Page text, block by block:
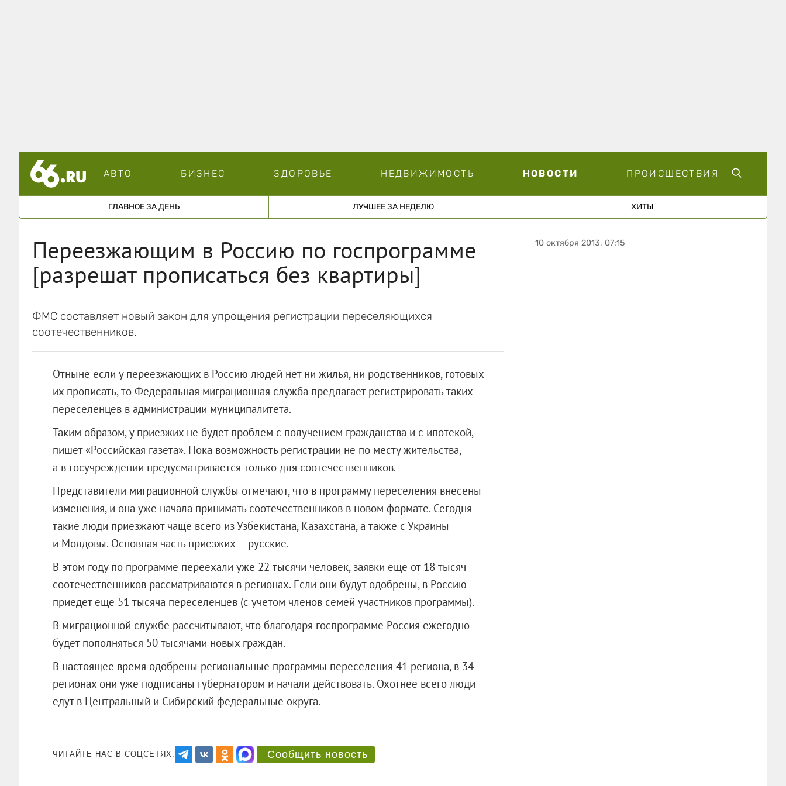
АВТО БИЗНЕС ЗДОРОВЬЕ НЕДВИЖИМОСТЬ НОВОСТИ ПРОИСШЕСТВИЯ
ГЛАВНОЕ ЗА ДЕНЬ ЛУЧШЕЕ ЗА НЕДЕЛЮ ХИТЫ
Переезжающим в Россию по госпрограмме
[разрешат прописаться без квартиры]
ФМС составляет новый закон для упрощения регистрации переселяющихся
соотечественников.
Отныне если у переезжающих в Россию людей нет ни жилья, ни родственников, готовых
их прописать, то Федеральная миграционная служба предлагает регистрировать таких
переселенцев в администрации муниципалитета.
Таким образом, у приезжих не будет проблем с получением гражданства и с ипотекой,
пишет «Российская газета». Пока возможность регистрации не по месту жительства,
а в госучреждении предусматривается только для соотечественников.
Представители миграционной службы отмечают, что в программу переселения внесены
изменения, и она уже начала принимать соотечественников в новом формате. Сегодня
такие люди приезжают чаще всего из Узбекистана, Казахстана, а также с Украины
и Молдовы. Основная часть приезжих — русские.
В этом году по программе переехали уже 22 тысячи человек, заявки еще от 18 тысяч
соотечественников рассматриваются в регионах. Если они будут одобрены, в Россию
приедет еще 51 тысяча переселенцев (с учетом членов семей участников программы).
В миграционной службе рассчитывают, что благодаря госпрограмме Россия ежегодно
будет пополняться 50 тысячами новых граждан.
В настоящее время одобрены региональные программы переселения 41 региона, в 34
регионах они уже подписаны губернатором и начали действовать. Охотнее всего люди
едут в Центральный и Сибирский федеральные округа.
ЧИТАЙТЕ НАС В СОЦСЕТЯХ: Сообщить новость
10 октября 2013, 07:15